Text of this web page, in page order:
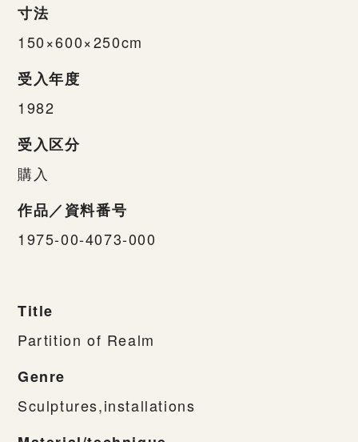
寸法
150×600×250cm
受入年度
1982
受入区分
購入
作品／資料番号
1975-00-4073-000
Title
Partition of Realm
Genre
Sculptures,installations